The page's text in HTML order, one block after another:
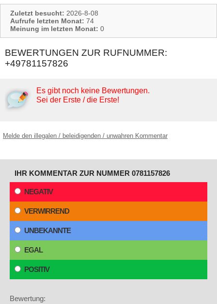
Zuletzt besucht: 2026-8-08
Aufrufe letzten Monat: 74
Meinung im letzten Monat: 0
BEWERTUNGEN ZUR RUFNUMMER:
+49781157826
Es gibt noch keine Bewertungen.
Sei der Erste / die Erste!
Melde den illegalen / beleidigenden / unwahren Kommentar
IHR KOMMENTAR ZUR NUMMER 0781157826
NEGATIV
VERWIRREND
UNBEKANNTE
EGAL
POSITIV
Bewertung: